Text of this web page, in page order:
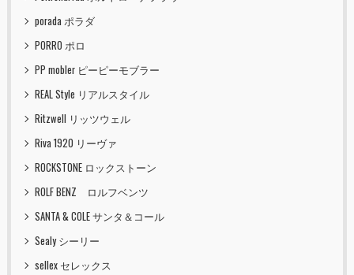
porada ポラダ
PORRO ポロ
PP mobler ピーピーモブラー
REAL Style リアルスタイル
Ritzwell リッツウェル
Riva 1920 リーヴァ
ROCKSTONE ロックストーン
ROLF BENZ ロルフベンツ
SANTA & COLE サンタ＆コール
Sealy シーリー
sellex セレックス